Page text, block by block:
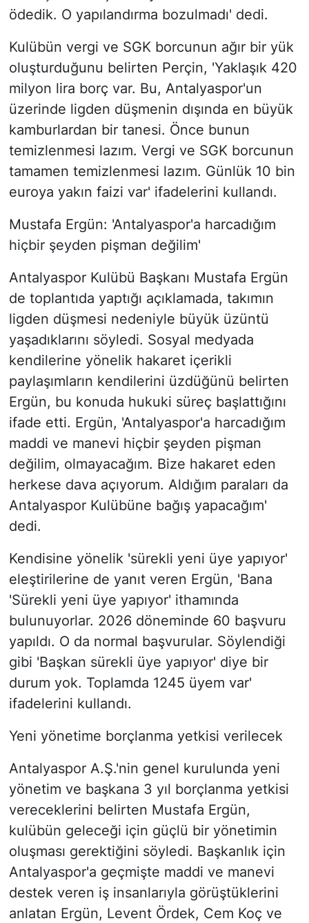
ödedik. O yapılandırma bozulmadı' dedi.
Kulübün vergi ve SGK borcunun ağır bir yük
oluşturduğunu belirten Perçin, 'Yaklaşık 420
milyon lira borç var. Bu, Antalyaspor'un
üzerinde ligden düşmenin dışında en büyük
kamburlardan bir tanesi. Önce bunun
temizlenmesi lazım. Vergi ve SGK borcunun
tamamen temizlenmesi lazım. Günlük 10 bin
euroya yakın faizi var' ifadelerini kullandı.
Mustafa Ergün: 'Antalyaspor'a harcadığım
hiçbir şeyden pişman değilim'
Antalyaspor Kulübü Başkanı Mustafa Ergün
de toplantıda yaptığı açıklamada, takımın
ligden düşmesi nedeniyle büyük üzüntü
yaşadıklarını söyledi. Sosyal medyada
kendilerine yönelik hakaret içerikli
paylaşımların kendilerini üzdüğünü belirten
Ergün, bu konuda hukuki süreç başlattığını
ifade etti. Ergün, 'Antalyaspor'a harcadığım
maddi ve manevi hiçbir şeyden pişman
değilim, olmayacağım. Bize hakaret eden
herkese dava açıyorum. Aldığım paraları da
Antalyaspor Kulübüne bağış yapacağım'
dedi.
Kendisine yönelik 'sürekli yeni üye yapıyor'
eleştirilerine de yanıt veren Ergün, 'Bana
'Sürekli yeni üye yapıyor' ithamında
bulunuyorlar. 2026 döneminde 60 başvuru
yapıldı. O da normal başvurular. Söylendiği
gibi 'Başkan sürekli üye yapıyor' diye bir
durum yok. Toplamda 1245 üyem var'
ifadelerini kullandı.
Yeni yönetime borçlanma yetkisi verilecek
Antalyaspor A.Ş.'nin genel kurulunda yeni
yönetim ve başkana 3 yıl borçlanma yetkisi
vereceklerini belirten Mustafa Ergün,
kulübün geleceği için güçlü bir yönetimin
oluşması gerektiğini söyledi. Başkanlık için
Antalyaspor'a geçmişte maddi ve manevi
destek veren iş insanlarıyla görüştüklerini
anlatan Ergün, Levent Ördek, Cem Koç ve